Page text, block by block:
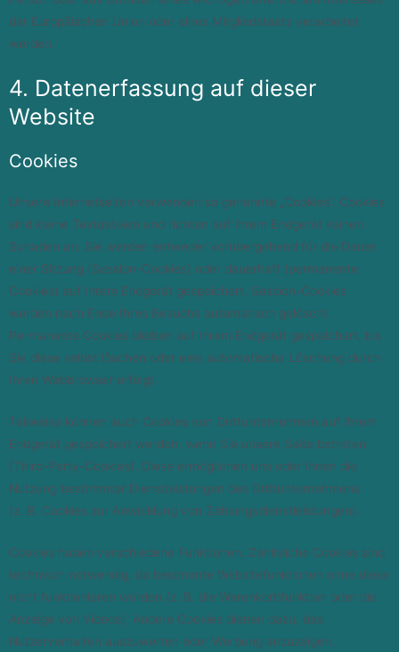
der Europäischen Union oder eines Mitgliedstaats verarbeitet
werden.
4. Datenerfassung auf dieser
Website
Cookies
Unsere Internetseiten verwenden so genannte „Cookies“. Cookies
sind kleine Textdateien und richten auf Ihrem Endgerät keinen
Schaden an. Sie werden entweder vorübergehend für die Dauer
einer Sitzung (Session-Cookies) oder dauerhaft (permanente
Cookies) auf Ihrem Endgerät gespeichert. Session-Cookies
werden nach Ende Ihres Besuchs automatisch gelöscht.
Permanente Cookies bleiben auf Ihrem Endgerät gespeichert, bis
Sie diese selbst löschen oder eine automatische Löschung durch
Ihren Webbrowser erfolgt.
Teilweise können auch Cookies von Drittunternehmen auf Ihrem
Endgerät gespeichert werden, wenn Sie unsere Seite betreten
(Third-Party-Cookies). Diese ermöglichen uns oder Ihnen die
Nutzung bestimmter Dienstleistungen des Drittunternehmens
(z. B. Cookies zur Abwicklung von Zahlungsdienstleistungen).
Cookies haben verschiedene Funktionen. Zahlreiche Cookies sind
technisch notwendig, da bestimmte Websitefunktionen ohne diese
nicht funktionieren würden (z. B. die Warenkorbfunktion oder die
Anzeige von Videos). Andere Cookies dienen dazu, das
Nutzerverhalten auszuwerten oder Werbung anzuzeigen.